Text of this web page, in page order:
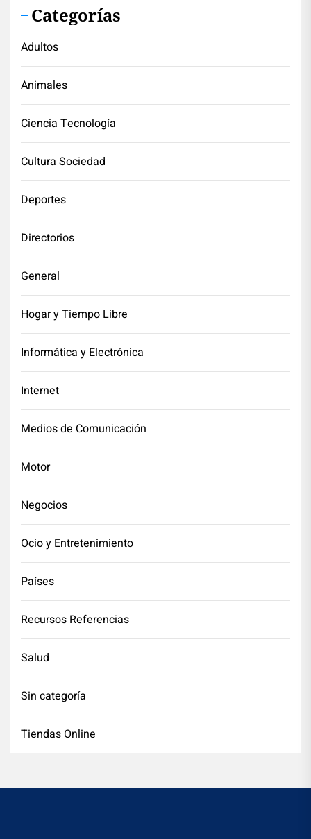
Categorías
Adultos
Animales
Ciencia Tecnología
Cultura Sociedad
Deportes
Directorios
General
Hogar y Tiempo Libre
Informática y Electrónica
Internet
Medios de Comunicación
Motor
Negocios
Ocio y Entretenimiento
Países
Recursos Referencias
Salud
Sin categoría
Tiendas Online